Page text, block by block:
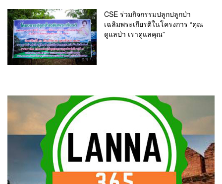
CSE ร่วมกิจกรรมปลูกปลูกป่า
เฉลิมพระเกียรติในโครงการ “คุณ
ดูแลป่า เราดูแลคุณ”